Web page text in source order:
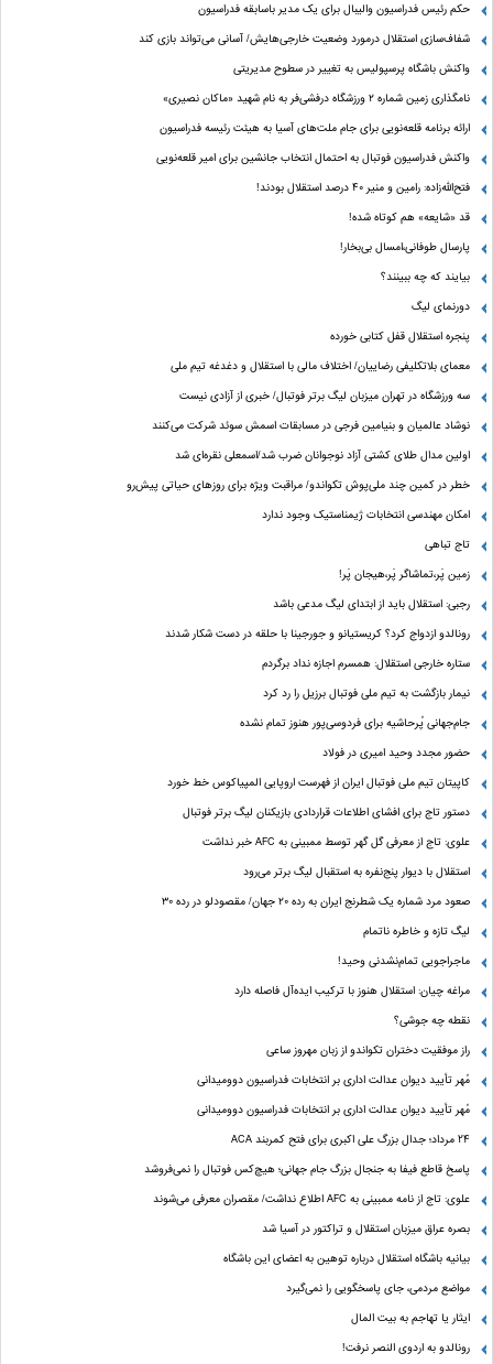
حکم رئیس فدراسیون والیبال برای یک مدیر باسابقه فدراسیون
شفاف‌سازی استقلال درمورد وضعیت خارجی‌هایش/ آسانی می‌تواند بازی کند
واکنش باشگاه پرسپولیس به تغییر در سطوح مدیریتی
نامگذاری زمین شماره ۲ ورزشگاه درفشی‌فر به نام شهید «ماکان نصیری»
ارائه برنامه‌ قلعه‌نویی برای جام ملت‌های آسیا به هیئت رئیسه فدراسیون
واکنش فدراسیون فوتبال به احتمال انتخاب جانشین برای امیر قلعه‌نویی
فتح‌الله‌زاده: رامین و منیر 40 درصد استقلال بودند!
قد «شایعه» هم کوتاه شده!
پارسال طوفانی،امسال بی‌بخار!
بیایند که چه ببینند؟
دورنمای لیگ
پنجره‌ استقلال قفل کتابی خورده
معمای بلاتکلیفی رضاییان/ اختلاف مالی با استقلال و دغدغه تیم ملی
سه ورزشگاه در تهران میزبان لیگ برتر فوتبال/ خبری از آزادی نیست
نوشاد عالمیان و بنیامین فرجی در مسابقات اسمش سوئد شرکت می‌کنند
اولین مدال طلای کشتی آزاد نوجوانان ضرب شد/اسمعلی نقره‌ای شد
خطر در کمین چند ملی‌پوش تکواندو/ مراقبت ویژه برای روزهای حیاتی پیش‌رو
امکان مهندسی انتخابات ژیمناستیک وجود ندارد
تاج تباهی
زمین پَر،تماشاگر پَر،هیجان پَر!
رجبی: استقلال باید از ابتدای لیگ مدعی باشد
رونالدو ازدواج کرد؟ کریستیانو و جورجینا با حلقه در دست شکار شدند
ستاره خارجی استقلال: همسرم اجازه نداد برگردم
نیمار بازگشت به تیم ملی فوتبال برزیل را رد کرد
جام‌جهانی پُرحاشیه برای فردوسی‌پور هنوز تمام نشده
حضور مجدد وحید امیری در فولاد
کاپیتان تیم ملی فوتبال ایران از فهرست اروپایی المپیاکوس خط خورد
دستور تاج برای افشای اطلاعات قراردادی بازیکنان لیگ برتر فوتبال
علوی: تاج از معرفی گل گهر توسط ممبینی به AFC خبر نداشت
استقلال با دیوار پنج‌نفره به استقبال لیگ برتر می‌رود
صعود مرد شماره یک شطرنج ایران به رده ۲۰ جهان/ مقصودلو در رده ۳۰
لیگ تازه و خاطره ناتمام
ماجراجویی تمام‌نشدنی وحید!
مراغه چیان: استقلال هنوز با ترکیب ایده‌آل فاصله دارد
نقطه چه جوشی؟
راز موفقیت دختران تکواندو از زبان مهروز ساعی
مُهر تأیید دیوان عدالت اداری بر انتخابات فدراسیون دوومیدانی
مُهر تأیید دیوان عدالت اداری بر انتخابات فدراسیون دوومیدانی
24 مرداد؛ جدال بزرگ علی‌ اکبری برای فتح کمربند ACA
پاسخ قاطع فیفا به جنجال بزرگ جام جهانی؛ هیچ‌کس فوتبال را نمی‌فروشد
علوی: تاج از نامه ممبینی به AFC اطلاع نداشت/ مقصران معرفی می‌شوند
بصره عراق میزبان استقلال و تراکتور در آسیا شد
بیانیه باشگاه استقلال درباره توهین به اعضای این باشگاه
مواضع مردمی، جای پاسخگویی را نمی‌گیرد
ایثار یا تهاجم به بیت المال
رونالدو به اردوی النصر نرفت!